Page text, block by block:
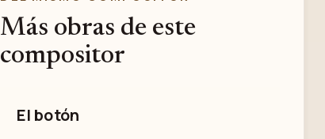
Más obras de este
compositor
El botón